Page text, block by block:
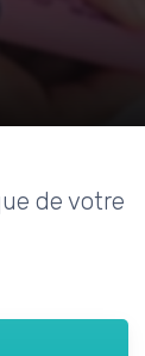
de votre